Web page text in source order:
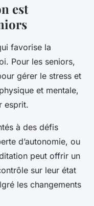
est
favorise la
Pour les seniors,
gérer le stress et
et mentale,
esprit.
à des défis
d’autonomie, ou
peut offrir un
sur leur état
les changements